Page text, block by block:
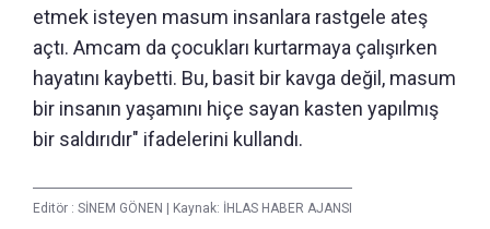
etmek isteyen masum insanlara rastgele ateş
açtı. Amcam da çocukları kurtarmaya çalışırken
hayatını kaybetti. Bu, basit bir kavga değil, masum
bir insanın yaşamını hiçe sayan kasten yapılmış
bir saldırıdır" ifadelerini kullandı.
Editör : SİNEM GÖNEN Kaynak: İHLAS HABER AJANSI